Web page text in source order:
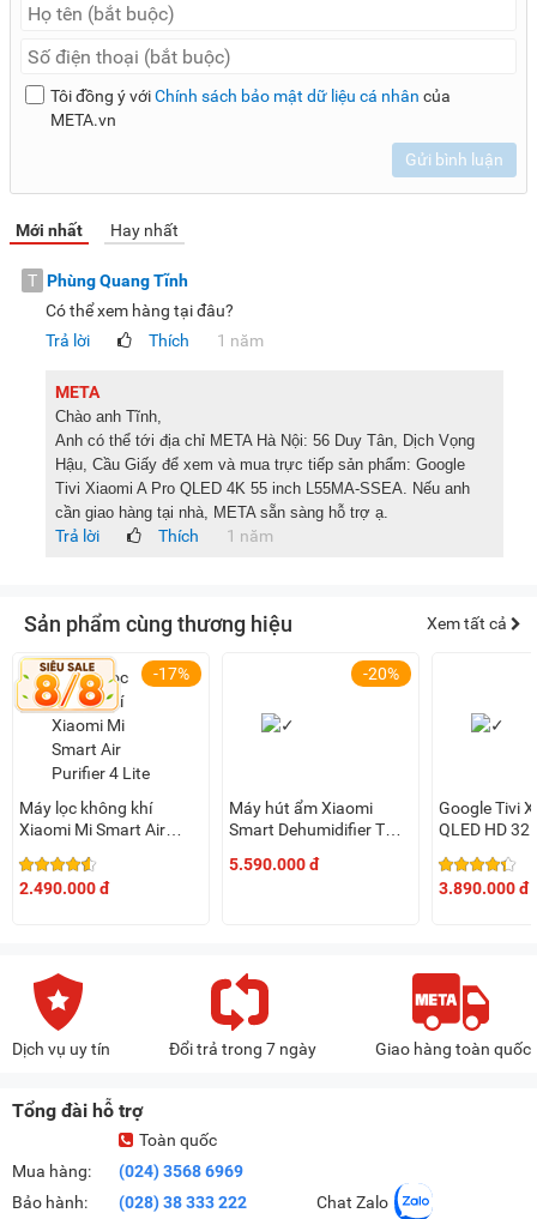
Tôi đồng ý vớiChính sách bảo mật dữ liệu cá nhân của
META.vn
Gửi bình luận
Mới nhất Hay nhất
T Phùng Quang Tĩnh
Có thể xem hàng tại đâu?
Trả lời
Thích 1 năm
META
Chào anh Tĩnh,
Anh có thể tới địa chỉ META Hà Nội: 56 Duy Tân, Dịch Vọng
Hậu, Cầu Giấy để xem và mua trực tiếp sản phẩm: Google
Tivi Xiaomi A Pro QLED 4K 55 inch L55MA-SSEA. Nếu anh
cần giao hàng tại nhà, META sẵn sàng hỗ trợ ạ.
Trả lời Thích 1 năm
Sản phẩm cùng thương hiệu Xem tất cả
-17%
Máy lọc không khí
Xiaomi Mi Smart Air
(BHR5274GL)
2.490.000 đ
-20%
Máy hút ẩm Xiaomi
Smart Dehumidifier TH
5.590.000 đ
Google Tivi
QLED HD 32
3.890.000 đ
Dịch vụ uy tín Đổi trả trong 7 ngày Giao hàng toàn quốc
Tổng đài hỗ trợ
Mua hàng:
Bảo hành:
Toàn quốc
(024) 3568 6969
(028) 38 333 222
Chat Zalo